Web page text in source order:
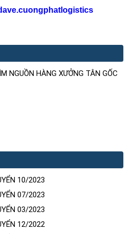
NGUỒN HÀNG XƯỞNG TÂN GỐC
10/2023
07/2023
03/2023
12/2022